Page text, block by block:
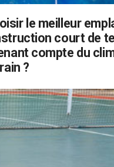
le meilleur
court de
compte du
?